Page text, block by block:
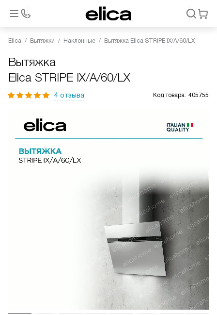
Elica Вытяжки Наклонные Вытяжка Elica STRIPE IX/A/60/LX
Вытяжка
Elica STRIPE IX/A/60/LX
4 отзыва Код товара: 405755